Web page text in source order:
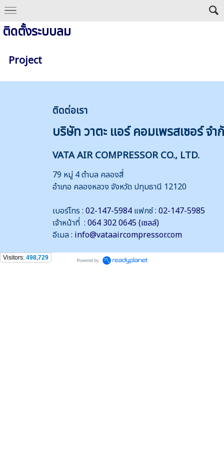
ติดตั้งระบบลม
Project
ติดต่อเรา
บริษัท วาตะ แอร์ คอมเพรสเซอร์ จำ
VATA AIR COMPRESSOR CO., LTD.
79 หมู่ 4 ตำบล คลองสี่
อำเภอ คลองหลวง จังหวัด ปทุมธานี 12120
เบอร์โทร : 02-147-5984 แฟกซ์ : 02-147-5985
เจ้าหน้าที่ : 064 302 0645 (เซลล์)
อีเมล : info@vataaircompressor.com
Visitors: 498,729